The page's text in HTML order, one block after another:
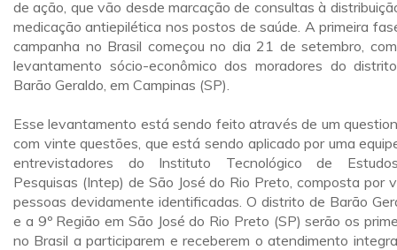
de ação, que vão desde marcação de consultas à
medicação antiepilética nos postos de saúde. A primeira
campanha no Brasil começou no dia 21 de setembro,
levantamento sócio-econômico dos moradores do
Barão Geraldo, em Campinas (SP).
Esse levantamento está sendo feito através de um
com vinte questões, que está sendo aplicado por uma
entrevistadores do Instituto Tecnológico de
Pesquisas (Intep) de São José do Rio Preto, composta por
pessoas devidamente identificadas. O distrito de Barão
e a 9º Região em São José do Rio Preto (SP) serão os
no Brasil a participarem e receberem o atendimento